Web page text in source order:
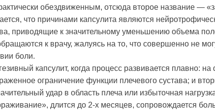
обездвиженным, отсюда второе название —
что причинами капсулита являются
приводящие к значительному уменьшению объема
к врачу, жалуясь на то, что совершенно не
боли.
капсулит, когда процесс развивается плавно:
ограничение функции плечевого сустава; и
удар в область плеча или избыточная
длится до 2-х месяцев, сопровождается